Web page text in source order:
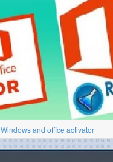
Windows and office activator